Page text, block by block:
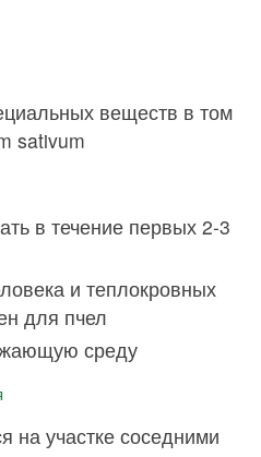
веществ в том
sativum
в течение первых 2-3
и теплокровных
для пчел
среду
участке соседними